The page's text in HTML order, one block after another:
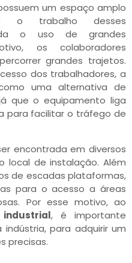
um espaço amplo
o trabalho desses
o uso de grandes
os colaboradores
grandes trajetos.
dos trabalhadores, a
uma alternativa de
que o equipamento liga
para facilitar o tráfego de
encontrada em diversos
local de instalação. Além
de escadas plataformas,
para o acesso a áreas
Por esse motivo, ao
, é importante
para adquirir um
precisas.